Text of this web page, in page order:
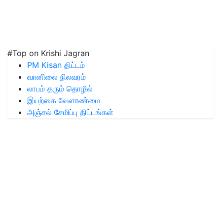
#Top on Krishi Jagran
PM Kisan திட்டம்
வானிலை நிலவரம்
லாபம் தரும் தொழில்
இயற்கை வேளாண்மை
அஞ்சல் சேமிப்பு திட்டங்கள்